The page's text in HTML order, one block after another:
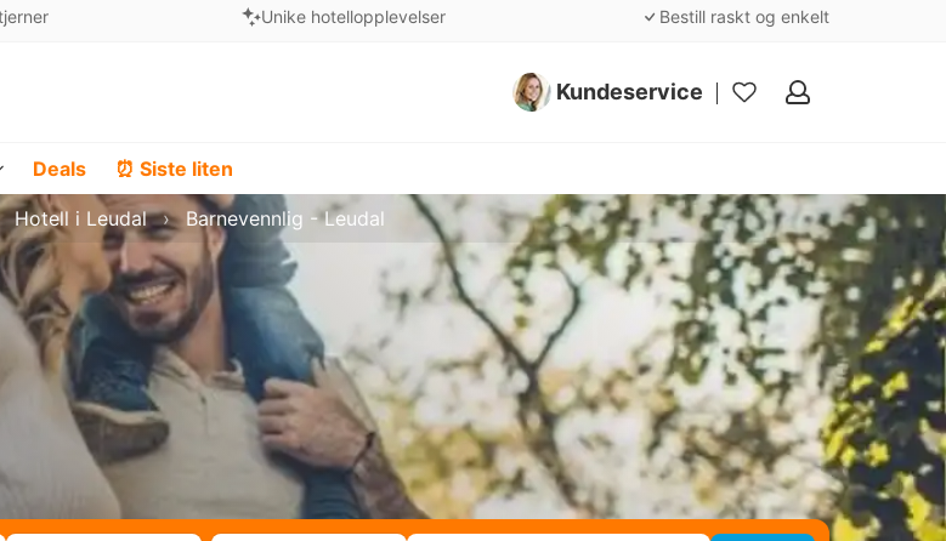
Unike hotellopplevelser Bestill raskt og enkelt
Kundeservice
Mine
Deals ⏰ Siste liten
Hotell i Leudal Barnevennlig - Leudal